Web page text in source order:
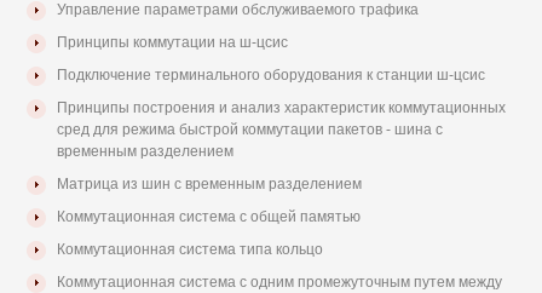
Управление параметрами обслуживаемого трафика
Принципы коммутации на ш-цсис
Подключение терминального оборудования к станции ш-цсис
Принципы построения и анализ характеристик коммутационных
сред для режима быстрой коммутации пакетов - шина с
временным разделением
Матрица из шин с временным разделением
Коммутационная система с общей памятью
Коммутационная система типа кольцо
Коммутационная система с одним промежуточным путем между